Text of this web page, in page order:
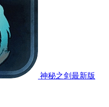
神秘之剑最新版